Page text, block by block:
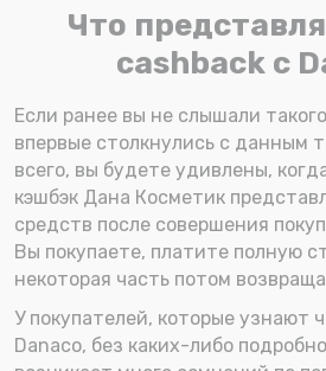
Что
cashback с
Если ранее вы не слышали
впервые столкнулись с данным
всего, вы будете удивлены,
кэшбэк Дана Косметик
средств после совершения
Вы покупаете, платите полную
некоторая часть потом
У покупателей, которые узнают
Danaco, без каких-либо